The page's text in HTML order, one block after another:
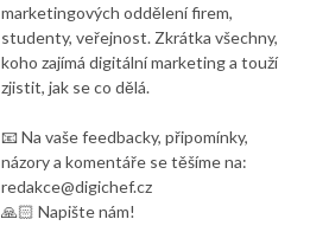
marketingových oddělení firem,
studenty, veřejnost. Zkrátka všechny,
koho zajímá digitální marketing a touží
zjistit, jak se co dělá.
📧 Na vaše feedbacky, připomínky,
názory a komentáře se těšíme na:
redakce@digichef.cz
🙏🏻 Napište nám!